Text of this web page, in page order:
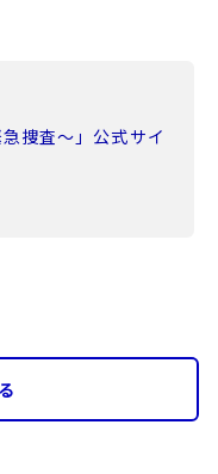
捜査～」公式サイ